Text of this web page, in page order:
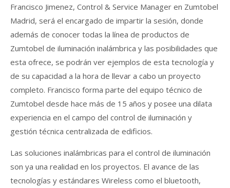
Francisco Jimenez, Control & Service Manager en Zumtobel
Madrid, será el encargado de impartir la sesión, donde
además de conocer todas la línea de productos de
Zumtobel de iluminación inalámbrica y las posibilidades que
esta ofrece, se podrán ver ejemplos de esta tecnología y
de su capacidad a la hora de llevar a cabo un proyecto
completo. Francisco forma parte del equipo técnico de
Zumtobel desde hace más de 15 años y posee una dilata
experiencia en el campo del control de iluminación y
gestión técnica centralizada de edificios.
Las soluciones inalámbricas para el control de iluminación
son ya una realidad en los proyectos. El avance de las
tecnologías y estándares Wireless como el bluetooth,